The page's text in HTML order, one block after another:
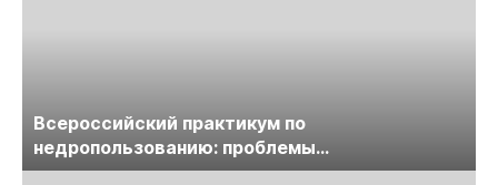
Всероссийский практикум по
недропользованию: проблемы
лицензирования, цифровизации, экспертизы